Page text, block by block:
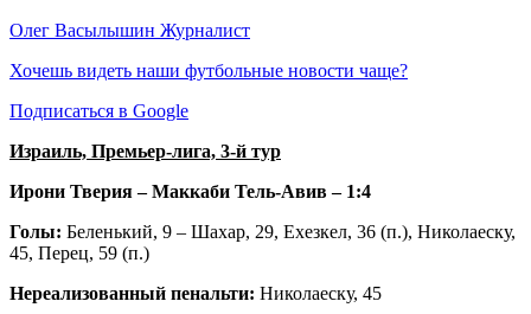
Олег Васылышин Журналист
Хочешь видеть наши футбольные новости чаще?
Подписаться в Google
Израиль, Премьер-лига, 3-й тур
Ирони Тверия – Маккаби Тель-Авив – 1:4
Голы: Беленький, 9 – Шахар, 29, Ехезкел, 36 (п.), Николаеску,
45, Перец, 59 (п.)
Нереализованный пенальти: Николаеску, 45